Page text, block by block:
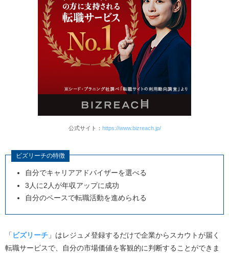
公式サイト： https://www.bizreach.jp/
ビズリーチの特徴
自分でキャリアアドバイザーを選べる
3人に2人が年収アップに成功
自分のペースで転職活動を進められる
「 ビズリーチ」はレジュメ登録するだけで企業からスカウトが届く
転職サービスで、自分の市場価値を客観的に判断することができま